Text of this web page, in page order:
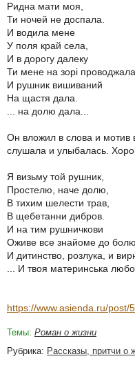
Ридна мати моя,
Ти ночей не доспала.
И водила мене
У поля край села,
И в дорогу далеку
Ти мене на зорі проводжала
И рушник вишиваний
На щастя дала.
... на долю дала...
Он вложил в слова и
слушала и улыбалась.
Я визьму той рушник,
Простелю, наче долю,
В тихим шелести трав,
В щебетанни дибров.
И на тим рушничкови
Оживе все знайоме до болю,
И дитинство, розлука, и
... И твоя материнська
https://www.asienda.ru/post/
Темы: Роман о жизни
Рубрика: Рассказы, притчи о